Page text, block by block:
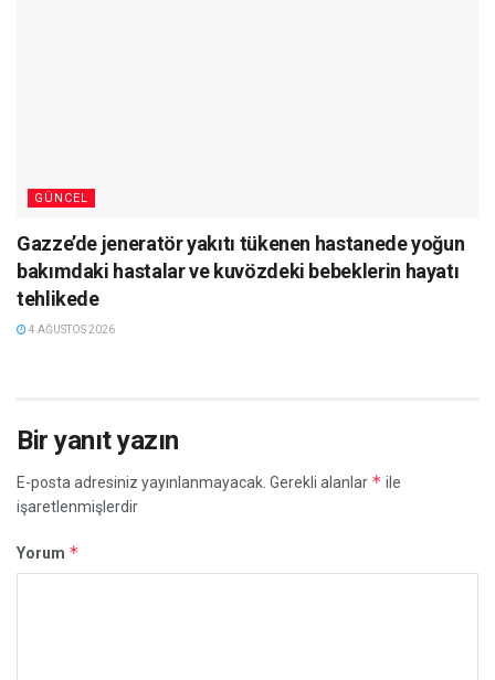
GÜNCEL
Gazze’de jeneratör yakıtı tükenen hastanede yoğun
bakımdaki hastalar ve kuvözdeki bebeklerin hayatı
tehlikede
4 AĞUSTOS 2026
Bir yanıt yazın
E-posta adresiniz yayınlanmayacak. Gerekli alanlar * ile
işaretlenmişlerdir
Yorum *